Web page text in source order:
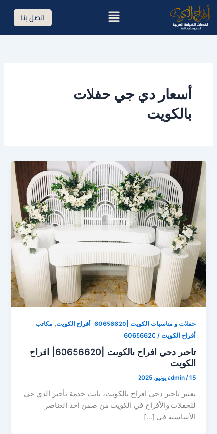
تخطي
إلى
المحتوى
القائمة اتصل بنا
أسعار دي جي حفلات
بالكويت
حفلات و مناسبات الكويت |60656620| أفراح الكويت ,مكاتب
أفراح الكويت / 60656620
تاجير دجي افراح بالكويت |60656620| افراح
الكويت
admin /15 يونيو، 2025
يعتبر تاجير دجي افراح بالكويت، باتت خدمة تأجير الدي جي
للحفلات والأفراح في الكويت من ضمن أحد العناصر
الأساسية في […]